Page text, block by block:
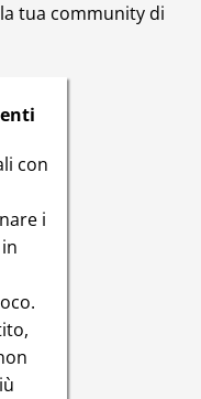
tua community di
con
i